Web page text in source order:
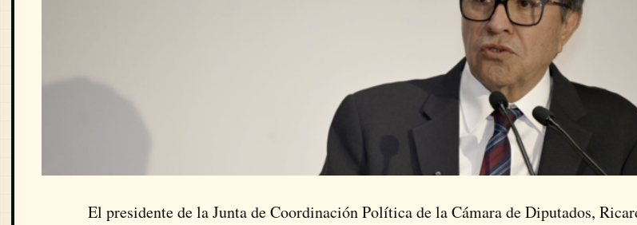
El presidente de la Junta de Coordinación Política de la Cámara de Diputados,